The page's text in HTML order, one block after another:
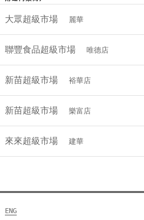
大眾超級市場 麗華
聯豐食品超級市場 唯德店
新苗超級市場 裕華店
新苗超級市場 樂富店
來來超級市場 建華
ENG